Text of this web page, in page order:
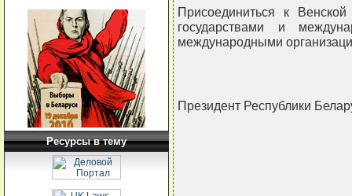
Ресурсы в тему
Присоединиться к
государствами и
международными
Президент Республики